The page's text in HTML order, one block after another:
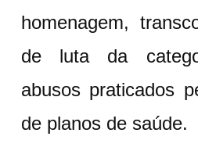
homenagem,
de luta da
abusos praticados
de planos de saúde.